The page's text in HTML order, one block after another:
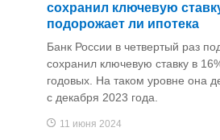
сохранил ключевую
подорожает ли ипотека
Банк России в четвертый раз
сохранил ключевую ставку в
годовых. На таком уровне она
с декабря 2023 года.
11 июня 2024